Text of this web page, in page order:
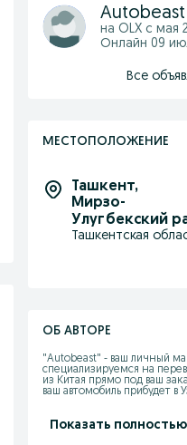
Autobeast
на OLX с мая
Онлайн 09
Все
МЕСТОПОЛОЖЕНИЕ
Ташкент,
Мирзо-
Улугбекский
Ташкентская
ОБ АВТОРЕ
"Autobeast" - ваш личный
специализируемся на
из Китая прямо под ваш
ваш автомобиль прибудет в
склад на границе в Хоргосе
дороге от Ташкента, так
Показать полностью